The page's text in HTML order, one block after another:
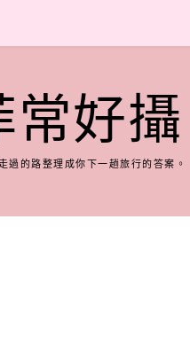
常好攝
過的路整理成你下一趟旅行的答案。